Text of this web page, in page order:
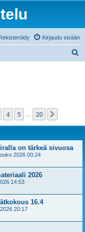
Kirjaudu sisään
4 5 20
on tärkeä sivuosa
2026 00:24
2026
14:53
16.4
20:17